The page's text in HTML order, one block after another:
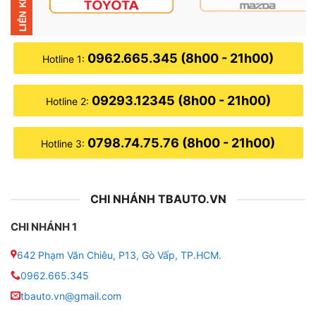
đèn pha và đèn cos cho dễ nhớ và dễ đọc.
Địa chỉ lắp đèn led pha cos cho xe
➤ Tác dụng của việc
Hotline 1: 0962.665.345 (8h00 - 21h00)
Hotline 2: 09293.12345 (8h00 - 21h00)
Hotline 3: 0798.74.75.76 (8h00 - 21h00)
CHI NHÁNH TBAUTO.VN
CHI NHÁNH 1
642 Phạm Văn Chiêu, P13, Gò Vấp, TP.HCM.
0962.665.345
tbauto.vn@gmail.com